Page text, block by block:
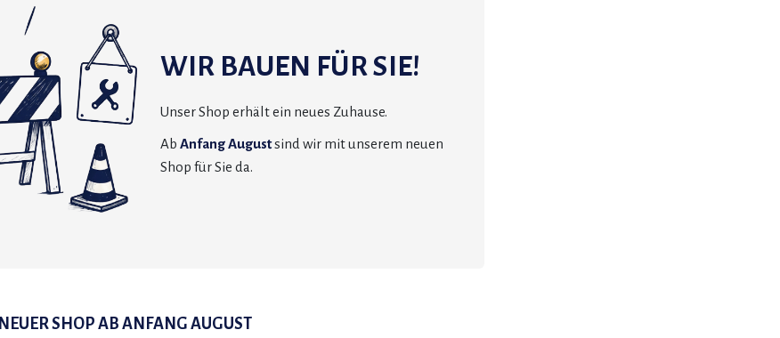
WIR BAUEN FÜR SIE!
Unser Shop erhält ein neues Zuhause.
Ab Anfang Augustsind wir mit unserem neuen
Shop für Sie da.
NEUER SHOP AB ANFANG AUGUST